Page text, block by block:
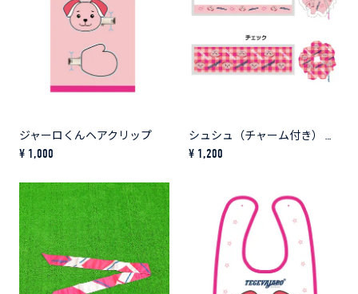
ジャーロくんヘアクリップ
¥ 1,000
シュシュ（チャーム付き） 各種
¥ 1,200